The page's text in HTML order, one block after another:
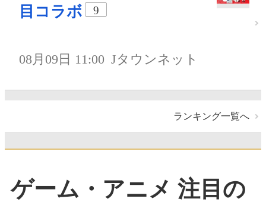
目コラボ
9
08月09日 11:00 Jタウンネット
ランキング一覧へ
ゲーム・アニメ 注目の